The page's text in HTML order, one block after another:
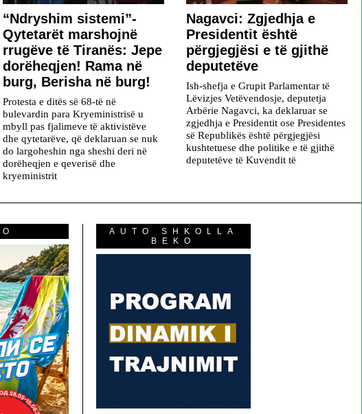
“Ndryshim sistemi”-
Qytetarët marshojnë
rrugëve të Tiranës: Jepe
dorëheqjen! Rama në
burg, Berisha në burg!
Protesta e ditës së 68-të në
bulevardin para Kryeministrisë u
mbyll pas fjalimeve të aktivistëve
dhe qytetarëve, që deklaruan se nuk
do largoheshin nga sheshi deri në
dorëheqjen e qeverisë dhe
kryeministrit
Nagavci: Zgjedhja e
Presidentit është
përgjegjësi e të gjithë
deputetëve
Ish-shefja e Grupit Parlamentar të
Lëvizjes Vetëvendosje, deputetja
Arbërie Nagavci, ka deklaruar se
zgjedhja e Presidentit ose Presidentes
së Republikës është përgjegjësi
kushtetuese dhe politike e të gjithë
deputetëve të Kuvendit të
AUTO SHKOLLA
BEKO